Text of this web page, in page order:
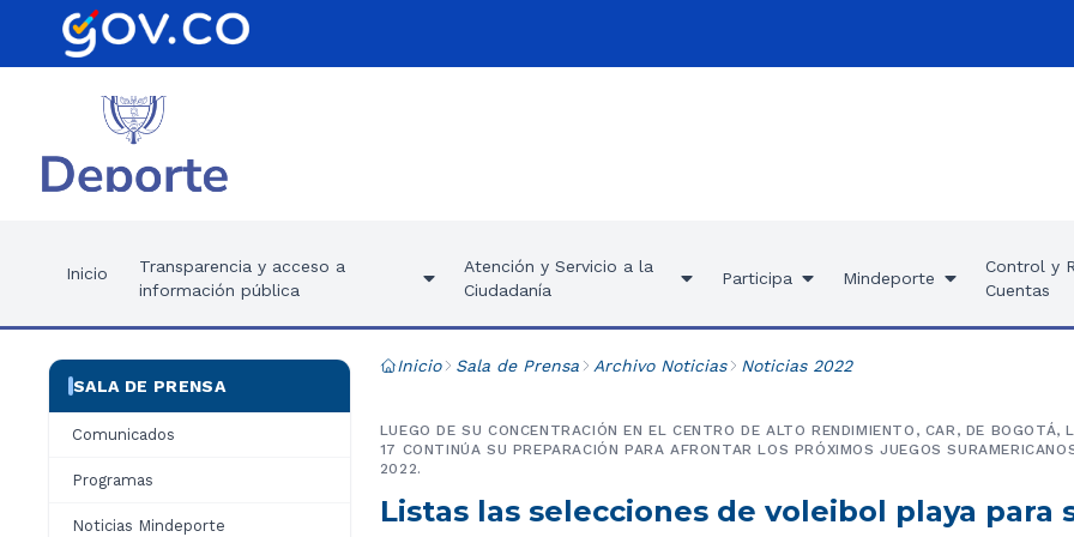
Inicio
Transparencia y acceso a
información pública
Atención y Servicio a la
Ciudadanía
Participa Mindeporte
Control y
Cuentas
SALA DE PRENSA
Comunicados
Programas
Noticias Mindeporte
Inicio Sala de Prensa Archivo Noticias Noticias 2022
Listas las selecciones de voleibol playa para
LUEGO DE SU CONCENTRACIÓN EN EL CENTRO DE ALTO RENDIMIENTO, CAR, DE BOGOTÁ,
17 CONTINÚA SU PREPARACIÓN PARA AFRONTAR LOS PRÓXIMOS JUEGOS
2022.